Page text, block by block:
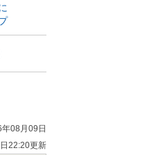
08月09日
22:20更新